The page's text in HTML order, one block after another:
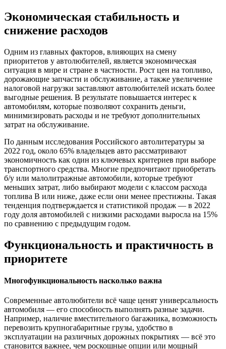
Экономическая стабильность и
снижение расходов
Одним из главных факторов, влияющих на смену
приоритетов у автолюбителей, является экономическая
ситуация в мире и стране в частности. Рост цен на топливо,
дорожающие запчасти и обслуживание, а также увеличение
налоговой нагрузки заставляют автолюбителей искать более
выгодные решения. В результате повышается интерес к
автомобилям, которые позволяют сохранить деньги,
минимизировать расходы и не требуют дополнительных
затрат на обслуживание.
По данным исследования Российского автолитературы за
2022 год, около 65% владельцев авто рассматривают
экономичность как один из ключевых критериев при выборе
транспортного средства. Многие предпочитают приобретать
б/у или малолитражные автомобили, которые требуют
меньших затрат, либо выбирают модели с классом расхода
топлива В или ниже, даже если они менее престижны. Такая
тенденция подтверждается и статистикой продаж — в 2022
году доля автомобилей с низкими расходами выросла на 15%
по сравнению с предыдущим годом.
Функциональность и практичность в
приоритете
Многофункциональность насколько важна
Современные автолюбители всё чаще ценят универсальность
автомобиля — его способность выполнять разные задачи.
Например, наличие вместительного багажника, возможность
перевозить крупногабаритные грузы, удобство в
эксплуатации на различных дорожных покрытиях — всё это
становится важнее, чем роскошные опции или мощный